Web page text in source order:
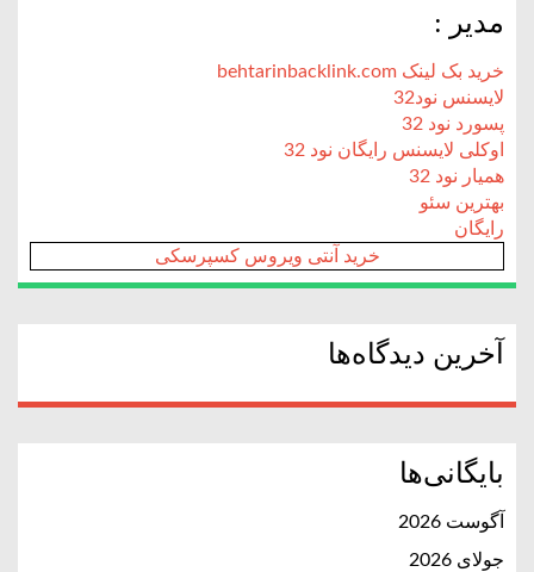
مدیر :
خرید بک لینک behtarinbacklink.com
لایسنس نود32
پسورد نود 32
اوکلی لایسنس رایگان نود 32
همیار نود 32
بهترین سئو
رایگان
خرید آنتی ویروس کسپرسکی
آخرین دیدگاه‌ها
بایگانی‌ها
آگوست 2026
جولای 2026